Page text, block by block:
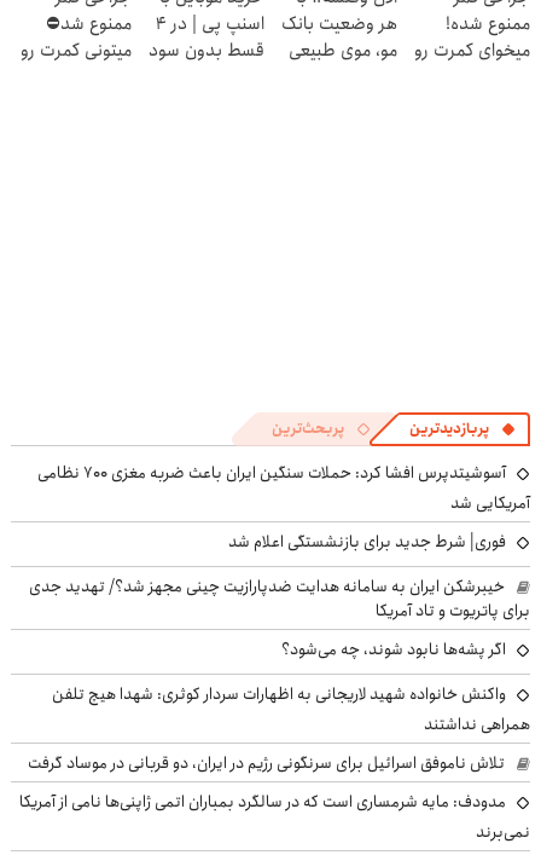
ممنوع شده!
میخوای کمرت رو
هر وضعیت بانک
مو، موی طبیعی
اسنپ پی | در ۴
قسط بدون سود
ممنوع شد⛔
میتونی کمرت رو
پربازدیدترین پربحث‌ترین
آسوشیتدپرس افشا کرد: حملات سنگین ایران باعث ضربه مغزی ۷۰۰ نظامی
آمریکایی شد
فوری| شرط جدید برای بازنشستگی اعلام شد
خیبرشکن ایران به سامانه هدایت ضدپارازیت چینی مجهز شد؟/ تهدید جدی
برای پاتریوت و تاد آمریکا
اگر پشه‌ها نابود شوند، چه می‌شود؟
واکنش خانواده شهید لاریجانی به اظهارات سردار کوثری: شهدا هیچ تلفن
همراهی نداشتند
تلاش ناموفق اسرائیل برای سرنگونی رژیم در ایران، دو قربانی در موساد گرفت
مدودف: مایه شرمساری است که در سالگرد بمباران اتمی ژاپنی‌ها نامی از آمریکا
نمی‌برند